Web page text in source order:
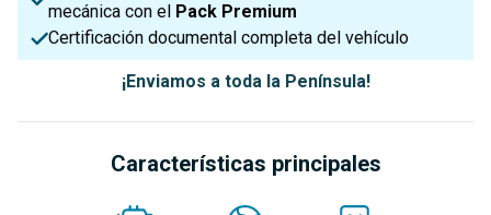
mecánica con el Pack Premium
Certificación documental completa del vehículo
¡Enviamos a toda la Península!
Características principales